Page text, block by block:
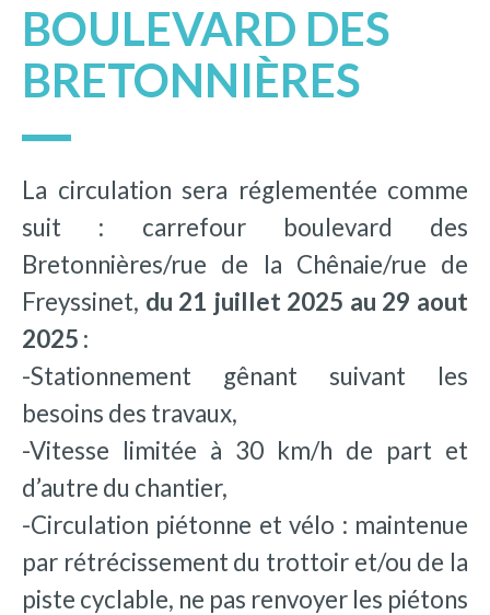
BOULEVARD DES
BRETONNIÈRES
La circulation sera réglementée comme
suit : carrefour boulevard des
Bretonnières/rue de la Chênaie/rue de
Freyssinet, du 21 juillet 2025 au 29 aout
2025 :
-Stationnement gênant suivant les
besoins des travaux,
-Vitesse limitée à 30 km/h de part et
d’autre du chantier,
-Circulation piétonne et vélo : maintenue
par rétrécissement du trottoir et/ou de la
piste cyclable, ne pas renvoyer les piétons